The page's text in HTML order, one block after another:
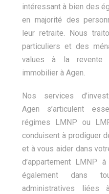
intéressant à bien des
en majorité des
leur retraite. Nous
particuliers et des
values à la revente
immobilier à Agen.
Nos services
Agen s’articulent
régimes LMNP ou
conduisent à prodiguer
et à vous aider dans
d’appartement LMNP
également dans
administratives